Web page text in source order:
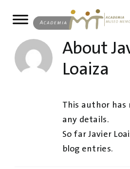
About
Loaiza
This author
any details.
So far Javier
blog entries.